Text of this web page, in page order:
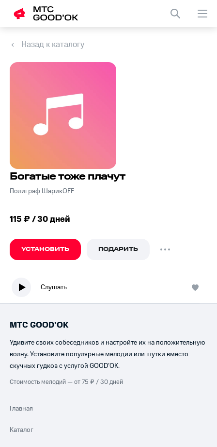
Назад к каталогу
Богатые тоже плачут
Полиграф ШарикOFF
115 ₽ / 30 дней
УСТАНОВИТЬ ПОДАРИТЬ
Слушать
МТС GOOD’OK
Удивите своих собеседников и настройте их на положительную
волну. Установите популярные мелодии или шутки вместо
скучных гудков с услугой GOOD’OK.
Стоимость мелодий — от 75 ₽ / 30 дней
Главная
Каталог